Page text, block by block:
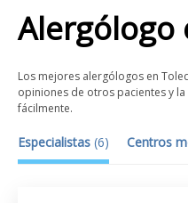
Alergólogo
Los mejores alergólogos en
opiniones de otros pacientes y
fácilmente.
Especialistas (6) Centros